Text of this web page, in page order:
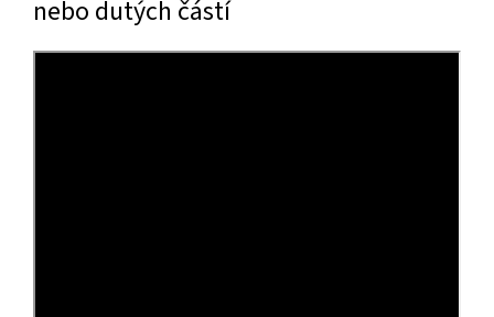
nebo dutých částí